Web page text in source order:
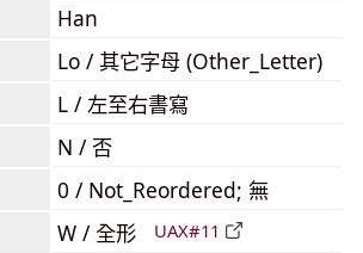
Han
Lo / 其它字母 (Other_Letter)
L / 左至右書寫
N / 否
0 / Not_Reordered; 無
W / 全形 UAX#11